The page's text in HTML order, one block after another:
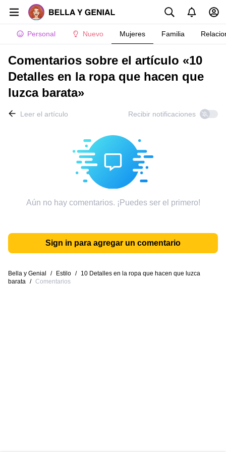
Personal Nuevo Mujeres Familia
Comentarios sobre el artículo «10
Detalles en la ropa que hacen que
luzca barata»
Leer el artículo Recibir notificaciones
Aún no hay comentarios. ¡Puedes ser el primero!
Sign in para agregar un comentario
Bella y Genial / Estilo /
10 Detalles en la ropa que hacen que luzca
barata / Comentarios